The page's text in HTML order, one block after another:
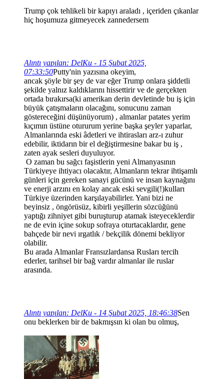
Trump çok tehlikeli bir kapıyı araladı , içeriden çıkanlar
hiç hoşumuza gitmeyecek zannedersem
Alıntı yapılan: DelKu - 15 Şubat 2025,
07:33:50Putty'nin yazısına okeyim,
ancak şöyle bir şey de var eğer Trump onlara şiddetli
şekilde yalnız kaldıklarını hissettirir ve de gerçekten
ortada bırakırsa(ki amerikan derin devletinde bu iş için
büyük çatışmaların olacağını, sonucunu zaman
göstereceğini düşünüyorum) , almanlar patates yerim
kıçımın üstüne otururum yerine başka şeyler yaparlar,
Almanlarında eski âdetleri ve ihtirasları arz-ı zuhur
edebilir, iktidarın bir el değiştirmesine bakar bu iş ,
zaten ayak sesleri duyuluyor.
O zaman bu sağcı faşistlerin yeni Almanyasının
Türkiyeye ihtiyacı olacaktır, Almanların tekrar ihtişamlı
günleri için gereken sanayi gücünü ve insan kaynağını
ve enerji arzını en kolay ancak eski sevgili(!)kulları
Türkiye üzerinden karşılayabilirler. Yani bizi ne
beyinsiz , öngörüsüz, kibirli yeşillerin sözcüğünü
yaptığı zihniyet gibi buruşturup atamak isteyeceklerdir
ne de evin içine sokup sofraya oturtacaklardır, gene
bahçede bir nevi ırgatlık / bekçilik dönemi bekliyor
olabilir.
Bu arada Almanlar Fransızlardansa Rusları tercih
ederler, tarihsel bir bağ vardır almanlar ile ruslar
arasında.
Alıntı yapılan: DelKu - 14 Şubat 2025, 18:46:38Sen
onu beklerken bir de bakmışsın ki olan bu olmuş,